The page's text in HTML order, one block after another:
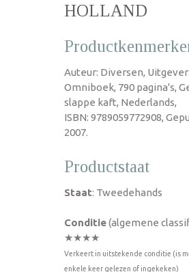
HOLLAND
Auteur: Diversen,
Omniboek, 790 pagina's,
slappe kaft, Nederlands,
ISBN: 9789059772908,
2007.
Productstaat
Staat: Tweedehands
Conditie(algemene
★★★★
Verkeert in uitstekende conditie (is
enkele keer gelezen of ingekeken)